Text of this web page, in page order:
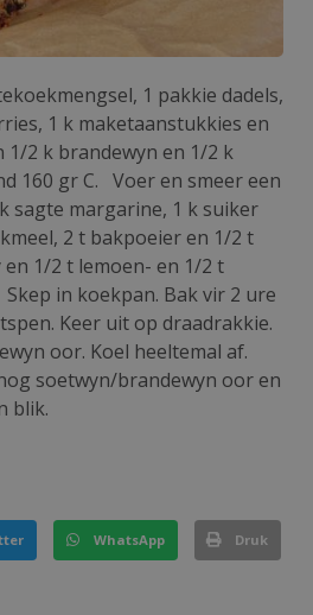
1 pakkie dadels,
1 k maketaanstukkies en
1/2 k brandewyn en 1/2 k
160 gr C. Voer en smeer een
sagte margarine, 1 k suiker
2 t bakpoeier en 1/2 t
1/2 t lemoen- en 1/2 t
in koekpan. Bak vir 2 ure
Keer uit op draadrakkie.
oor. Koel heeltemal af.
soetwyn/brandewyn oor en
blik.
WhatsApp Druk